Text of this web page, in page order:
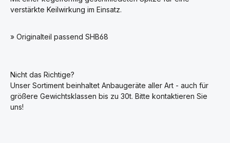
verstärkte Keilwirkung im Einsatz.
» Originalteil passend SHB68
Nicht das Richtige?
Unser Sortiment beinhaltet Anbaugeräte aller Art - auch für
größere Gewichtsklassen bis zu 30t. Bitte kontaktieren Sie
uns!